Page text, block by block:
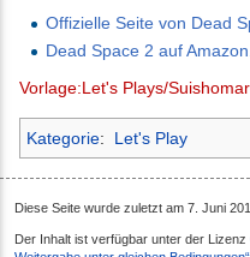
Offizielle Seite von Dead
Dead Space 2 auf
Vorlage:Let's Plays/
Kategorie: Let's Play
Diese Seite wurde zuletzt am 7. Juni
Der Inhalt ist verfügbar unter der Lizenz